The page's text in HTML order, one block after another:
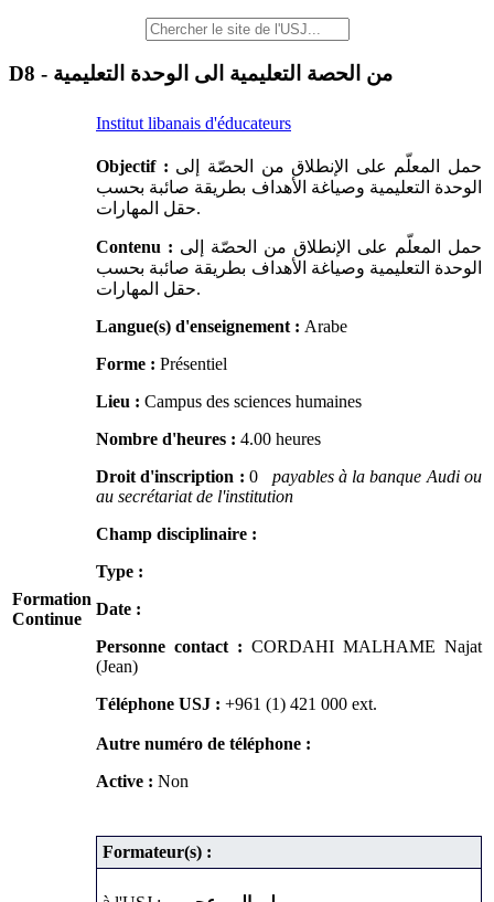
D8 - من الحصة التعليمية الى الوحدة التعليمية
Institut libanais d'éducateurs
Formation
Continue
Objectif : حمل المعلّم على الإنطلاق من الحصّة إلى
الوحدة التعليمية وصياغة الأهداف بطريقة صائبة بحسب
حقل المهارات.
Contenu : حمل المعلّم على الإنطلاق من الحصّة إلى
الوحدة التعليمية وصياغة الأهداف بطريقة صائبة بحسب
حقل المهارات.
Langue(s) d'enseignement : Arabe
Forme : Présentiel
Lieu : Campus des sciences humaines
Nombre d'heures : 4.00 heures
Droit d'inscription : 0 payables à la banque Audi ou
au secrétariat de l'institution
Champ disciplinaire :
Type :
Date :
Personne contact : CORDAHI MALHAME Najat
(Jean)
Téléphone USJ : +961 (1) 421 000 ext.
Autre numéro de téléphone :
Active : Non
Formateur(s) :